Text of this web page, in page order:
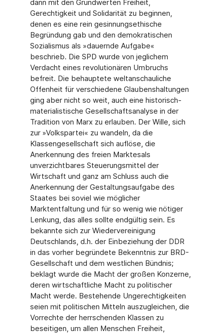
dann mit den Grundwerten Freiheit,
Gerechtigkeit und Solidarität zu beginnen,
denen es eine rein gesinnungsethische
Begründung gab und den demokratischen
Sozialismus als »dauernde Aufgabe«
beschrieb. Die SPD wurde von jeglichem
Verdacht eines revolutionären Umbruchs
befreit. Die behauptete weltanschauliche
Offenheit für verschiedene Glaubenshaltungen
ging aber nicht so weit, auch eine historisch-
materialistische Gesellschaftsanalyse in der
Tradition von Marx zu erlauben. Der Wille, sich
zur »Volkspartei« zu wandeln, da die
Klassengesellschaft sich auflöse, die
Anerkennung des freien Marktesals
unverzichtbares Steuerungsmittel der
Wirtschaft und ganz am Schluss auch die
Anerkennung der Gestaltungsaufgabe des
Staates bei soviel wie möglicher
Marktentfaltung und für so wenig wie nötiger
Lenkung, das alles sollte endgültig sein. Es
bekannte sich zur Wiedervereinigung
Deutschlands, d.h. der Einbeziehung der DDR
in das vorher begründete Bekenntnis zur BRD-
Gesellschaft und dem westlichen Bündnis;
beklagt wurde die Macht der großen Konzerne,
deren wirtschaftliche Macht zu politischer
Macht werde. Bestehende Ungerechtigkeiten
seien mit politischen Mitteln auszugleichen, die
Vorrechte der herrschenden Klassen zu
beseitigen, um allen Menschen Freiheit,